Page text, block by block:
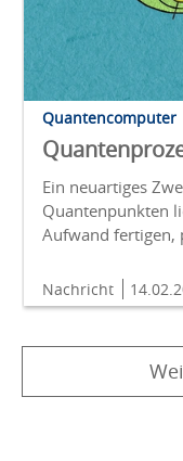
Quantencomputer
Ein neuartiges
Quantenpunkten
Aufwand fertigen,
Nachricht